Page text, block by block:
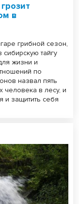
в
грибной сезон,
тайгу
жизни и
по
назвал пять
человека в лесу, и
и защитить себя